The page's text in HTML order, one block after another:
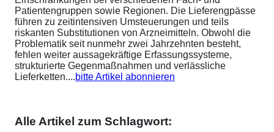
Patientengruppen sowie Regionen. Die Lieferengpässe
führen zu zeitintensiven Umsteuerungen und teils
riskanten Substitutionen von Arzneimitteln. Obwohl die
Problematik seit nunmehr zwei Jahrzehnten besteht,
fehlen weiter aussagekräftige Erfassungssysteme,
strukturierte Gegenmaßnahmen und verlässliche
Lieferketten....bitte Artikel abonnieren
Alle Artikel zum Schlagwort: